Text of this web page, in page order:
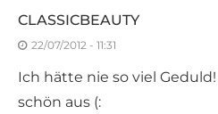
CLASSICBEAUTY
22/07/2012 - 11:31
Ich hätte nie so viel
schön aus (: